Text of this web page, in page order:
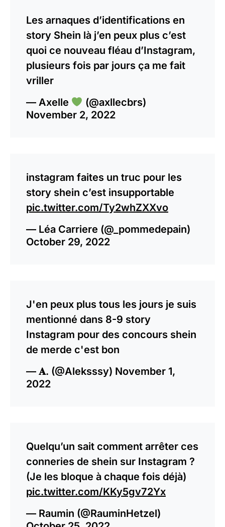
Les arnaques d’identifications en
story Shein là j’en peux plus c’est
quoi ce nouveau fléau d’Instagram,
plusieurs fois par jours ça me fait
vriller
— Axelle
(@axllecbrs)
November 2, 2022
instagram faites un truc pour les
story shein c’est insupportable
pic.twitter.com/Ty2whZXXvo
— Léa Carriere (@_pommedepain)
October 29, 2022
J'en peux plus tous les jours je suis
mentionné dans 8-9 story
Instagram pour des concours shein
de merde c'est bon
— 𝐀. (@Aleksssy) November 1,
2022
Quelqu’un sait comment arrêter ces
conneries de shein sur Instagram ?
(Je les bloque à chaque fois déjà)
pic.twitter.com/KKy5gv72Yx
— Raumin (@RauminHetzel)